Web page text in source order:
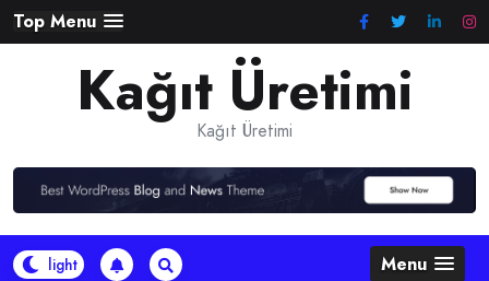
Skip
to
Top Menu
Kağıt Üretimi
Kağıt Üretimi
Menu